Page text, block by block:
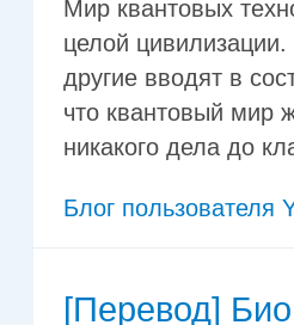
Мир квантовых
целой
другие вводят в
что квантовый мир
никакого дела до
Блог пользователя
[Перевод]